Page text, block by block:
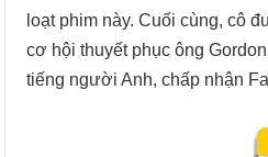
loạt phim này. Cuối cùng, cô
cơ hội thuyết phục ông
tiếng người Anh, chấp nhận